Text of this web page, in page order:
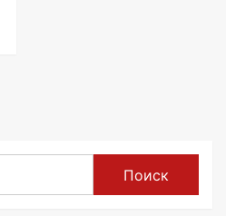
Поиск